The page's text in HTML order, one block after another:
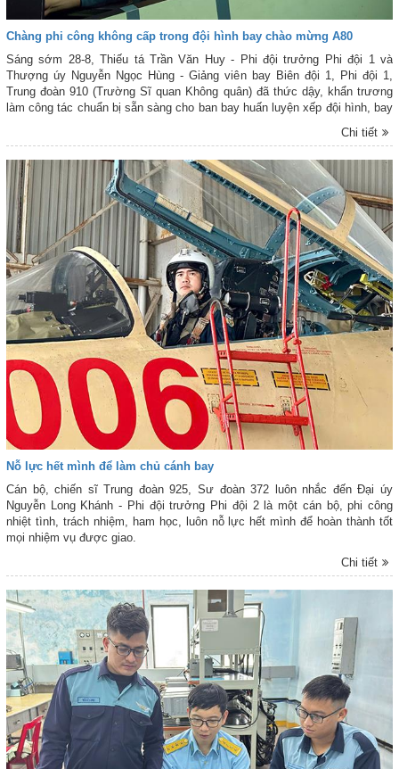
Chàng phi công không cấp trong đội hình bay chào mừng A80
Sáng sớm 28-8, Thiếu tá Trần Văn Huy - Phi đội trưởng Phi đội 1 và
Thượng úy Nguyễn Ngọc Hùng - Giảng viên bay Biên đội 1, Phi đội 1,
Trung đoàn 910 (Trường Sĩ quan Không quân) đã thức dậy, khẩn trương
làm công tác chuẩn bị sẵn sàng cho ban bay huấn luyện xếp đội hình, bay
quan trọng khi ngày thực hiện nhiệm vụ bay chào mừng chính thức tại Lễ
nước Cộng hòa Xã hội chủ nghĩa Việt Nam (nhiệm vụ A80) đã tới rất gần.
Chi tiết
Nỗ lực hết mình để làm chủ cánh bay
Cán bộ, chiến sĩ Trung đoàn 925, Sư đoàn 372 luôn nhắc đến Đại úy
Nguyễn Long Khánh - Phi đội trưởng Phi đội 2 là một cán bộ, phi công
nhiệt tình, trách nhiệm, ham học, luôn nỗ lực hết mình để hoàn thành tốt
mọi nhiệm vụ được giao.
Chi tiết